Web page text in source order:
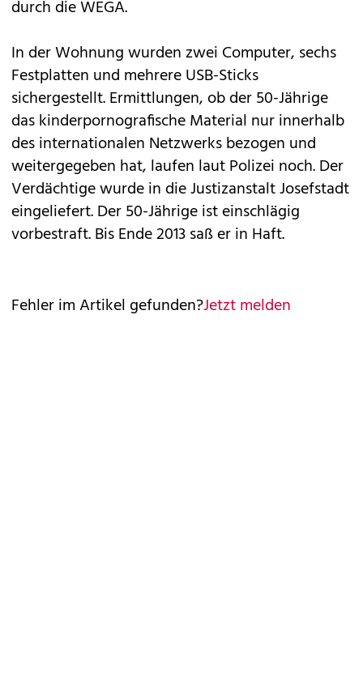
durch die WEGA.
In der Wohnung wurden zwei Computer, sechs
Festplatten und mehrere USB-Sticks
sichergestellt. Ermittlungen, ob der 50-Jährige
das kinderpornografische Material nur innerhalb
des internationalen Netzwerks bezogen und
weitergegeben hat, laufen laut Polizei noch. Der
Verdächtige wurde in die Justizanstalt Josefstadt
eingeliefert. Der 50-Jährige ist einschlägig
vorbestraft. Bis Ende 2013 saß er in Haft.
Fehler im Artikel gefunden?Jetzt melden